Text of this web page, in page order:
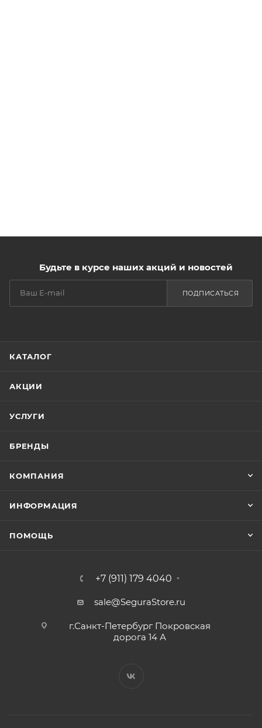
Будьте в курсе наших акций и новостей
ПОДПИСАТЬСЯ
КАТАЛОГ
АКЦИИ
УСЛУГИ
БРЕНДЫ
КОМПАНИЯ
ИНФОРМАЦИЯ
ПОМОЩЬ
+7 (911) 179 4040
sale@SeguraStore.ru
г.Санкт-Петербург Покровская
дорога 14 А